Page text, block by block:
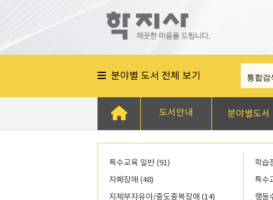
분야별 도서 전체 보기
도서안내 분야별도서
특수교육 일반 (91)
학습
자폐장애 (48)
특수
지체부자유아/중도중복장애 (14)
행동